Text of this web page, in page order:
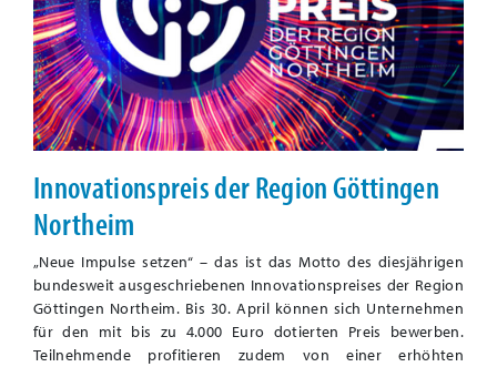
Innovationspreis der Region Göttingen
Northeim
„Neue Impulse setzen“ – das ist das Motto des diesjährigen
bundesweit ausgeschriebenen Innovationspreises der Region
Göttingen Northeim. Bis 30. April können sich Unternehmen
für den mit bis zu 4.000 Euro dotierten Preis bewerben.
Teilnehmende profitieren zudem von einer erhöhten